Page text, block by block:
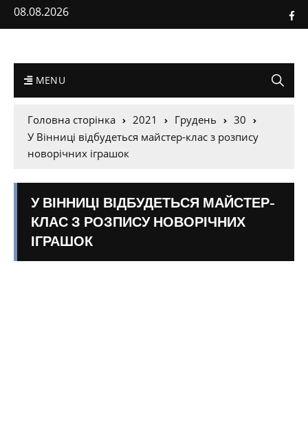
08.08.2026
MENU
Головна сторінка 2021 Грудень
30
У Вінниці відбудеться майстер-клас з розпису
новорічних іграшок
У ВІННИЦІ ВІДБУДЕТЬСЯ МАЙСТЕР-
КЛАС З РОЗПИСУ НОВОРІЧНИХ
ІГРАШОК